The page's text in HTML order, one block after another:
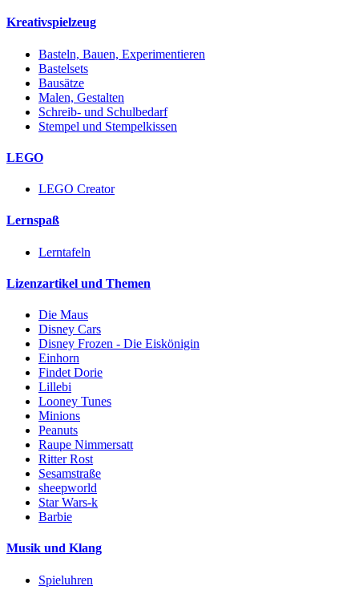
Kreativspielzeug
Basteln, Bauen, Experimentieren
Bastelsets
Bausätze
Malen, Gestalten
Schreib- und Schulbedarf
Stempel und Stempelkissen
LEGO
LEGO Creator
Lernspaß
Lerntafeln
Lizenzartikel und Themen
Die Maus
Disney Cars
Disney Frozen - Die Eiskönigin
Einhorn
Findet Dorie
Lillebi
Looney Tunes
Minions
Peanuts
Raupe Nimmersatt
Ritter Rost
Sesamstraße
sheepworld
Star Wars-k
Barbie
Musik und Klang
Spieluhren